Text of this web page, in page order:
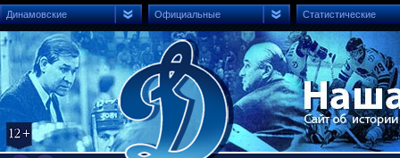
Динамовские Официальные Статистические